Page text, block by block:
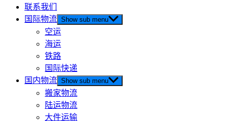
联系我们
国际物流 Show sub menu
空运
海运
铁路
国际快递
国内物流 Show sub menu
搬家物流
陆运物流
大件运输